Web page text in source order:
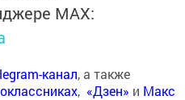
MАХ:
канал, а также
, «Дзен» и Макс